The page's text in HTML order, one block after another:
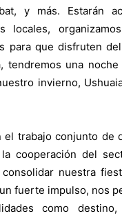
y más. Estarán
locales,
para que disfruten
tendremos una
invierno,
el trabajo conjunto de
cooperación del
nuestra
fuerte impulso, nos
como